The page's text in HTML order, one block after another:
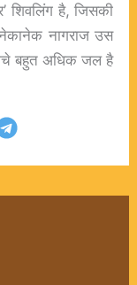
शिवलिंग है, जिसकी
नागराज उस
बहुत अधिक जल है